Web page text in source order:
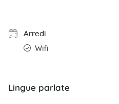
Arredi
Wifi
Lingue parlate